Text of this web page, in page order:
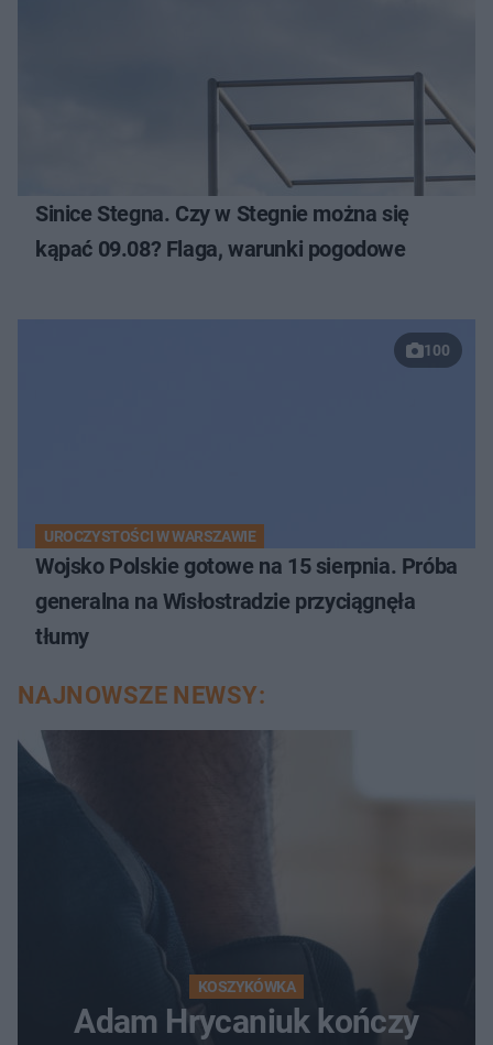
Sinice Stegna. Czy w Stegnie można się
kąpać 09.08? Flaga, warunki pogodowe
100
UROCZYSTOŚCI W WARSZAWIE
Wojsko Polskie gotowe na 15 sierpnia. Próba
generalna na Wisłostradzie przyciągnęła
tłumy
NAJNOWSZE NEWSY:
KOSZYKÓWKA
Adam Hrycaniuk kończy